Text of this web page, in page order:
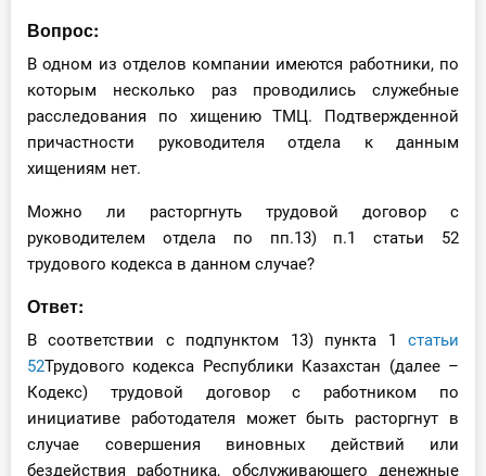
Вебинары
Справочник бухгалтера
Участник ВЭД
Кадры. Труд. Зарплата.
Юридический помощник
Интернет-магазин
О Системе
Вопрос:
В одном из отделов компании имеются работники, по
которым несколько раз проводились служебные
расследования по хищению ТМЦ. Подтвержденной
причастности руководителя отдела к данным
хищениям нет.
Можно ли расторгнуть трудовой договор с
руководителем отдела по пп.13) п.1 статьи 52
трудового кодекса в данном случае?
Ответ:
В соответствии с подпунктом 13) пункта 1 статьи
52Трудового кодекса Республики Казахстан (далее –
Кодекс) трудовой договор с работником по
инициативе работодателя может быть расторгнут в
случае совершения виновных действий или
бездействия работника, обслуживающего денежные